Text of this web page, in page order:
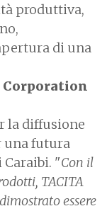
produttiva,
di una
Corporation
la diffusione
una futura
Caraibi. "Con il
TACITA
essere